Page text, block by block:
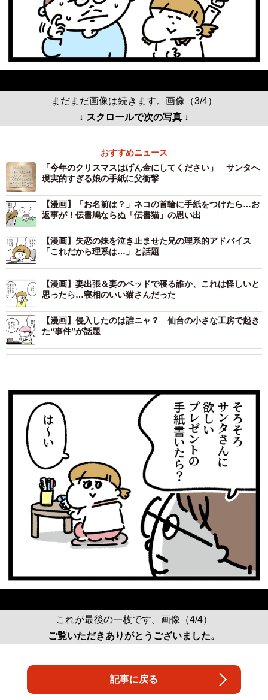
まだまだ画像は続きます。画像（3/4）
↓ スクロールで次の写真 ↓
おすすめニュース
「今年のクリスマスはげん金にしてください」 サンタへ
現実的すぎる娘の手紙に父衝撃
【漫画】「お名前は？」ネコの首輪に手紙をつけたら…お
返事が！伝書鳩ならぬ「伝書猫」の思い出
【漫画】失恋の妹を泣き止ませた兄の理系的アドバイス
「これだから理系は…」と話題
【漫画】妻出張＆妻のベッドで寝る誰か、これは怪しいと
思ったら…寝相のいい猫さんだった
【漫画】侵入したのは誰ニャ？ 仙台の小さな工房で起き
た“事件”が話題
これが最後の一枚です。画像（4/4）
ご覧いただきありがとうございました。
記事に戻る